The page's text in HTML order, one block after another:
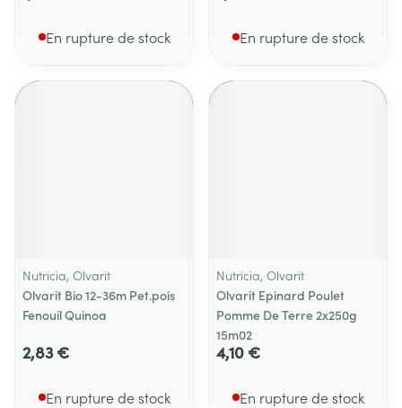
En rupture de stock En rupture de stock
Nutricia, Olvarit
Olvarit Bio 12-36m Pet.pois
Fenouil Quinoa
2,83 €
En rupture de stock
Nutricia, Olvarit
Olvarit Epinard Poulet
Pomme De Terre 2x250g
15m02
4,10 €
En rupture de stock